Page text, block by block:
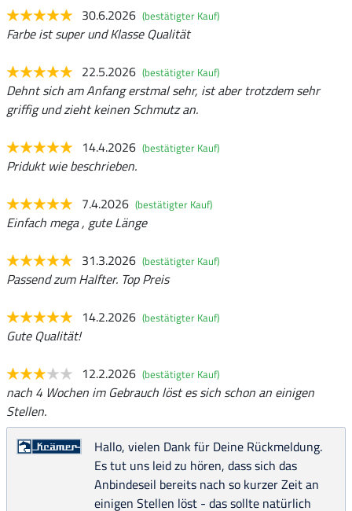
30.6.2026 (bestätigter Kauf)
Farbe ist super und Klasse Qualität
22.5.2026 (bestätigter Kauf)
Dehnt sich am Anfang erstmal sehr, ist aber trotzdem sehr
griffig und zieht keinen Schmutz an.
14.4.2026 (bestätigter Kauf)
Pridukt wie beschrieben.
7.4.2026 (bestätigter Kauf)
Einfach mega , gute Länge
31.3.2026 (bestätigter Kauf)
Passend zum Halfter. Top Preis
14.2.2026 (bestätigter Kauf)
Gute Qualität!
12.2.2026 (bestätigter Kauf)
nach 4 Wochen im Gebrauch löst es sich schon an einigen
Stellen.
Hallo, vielen Dank für Deine Rückmeldung.
Es tut uns leid zu hören, dass sich das
Anbindeseil bereits nach so kurzer Zeit an
einigen Stellen löst - das sollte natürlich